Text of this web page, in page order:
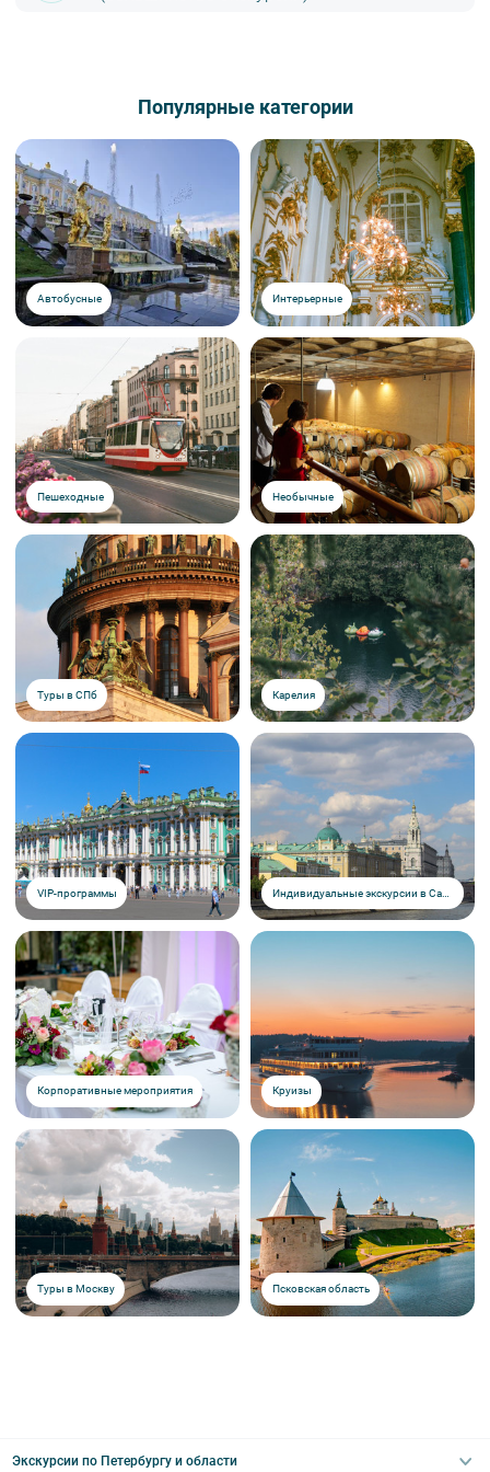
с момента бронирования в зависимости от даты начала
экскурсии или тура. Уточняйте у специалистов.
Вы также можете ближе познакомиться с намив разделе “О
компании”.
безопасный платёжный шлюз по технологии 3D-Secure)
Яндекс.Деньги
Наличными или картой VISA, MasterCard, МИР в офисе по адресу
м. «Площадь Восстания»,Лиговский пр., 47, офис 5 (3 этаж)
Вы можете заказать доставку билетов себе домой или в офис.
Наш курьер подъедет в удобное для вас место в
городе.Стоимость доставки 450 рублей. Время и дата доставки
согласовываются с менеджером компании заранее.
Популярные категории
Автобусные Интерьерные
Пешеходные Необычные
Туры в СПб Карелия
VIP-программы Индивидуальные экскурсии в Санкт-Петербурге
Корпоративные мероприятия Круизы
Туры в Москву Псковская область
Экскурсии по Петербургу и области